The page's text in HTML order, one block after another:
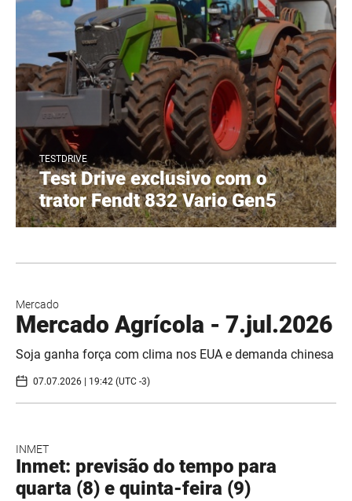
TESTDRIVE
Test Drive exclusivo com o
trator Fendt 832 Vario Gen5
Mercado
Mercado Agrícola - 7.jul.2026
Soja ganha força com clima nos EUA e demanda chinesa
07.07.2026 | 19:42 (UTC -3)
INMET
Inmet: previsão do tempo para
quarta (8) e quinta-feira (9)